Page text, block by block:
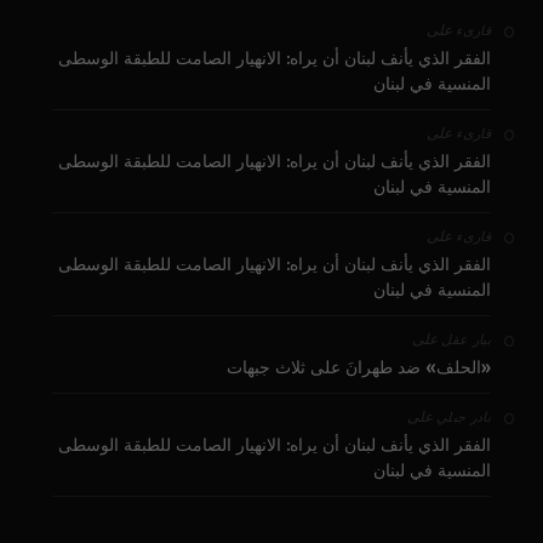
قارىء على
الفقر الذي يأنف لبنان أن يراه: الانهيار الصامت للطبقة الوسطى
المنسية في لبنان
قارىء على
الفقر الذي يأنف لبنان أن يراه: الانهيار الصامت للطبقة الوسطى
المنسية في لبنان
قارىء على
الفقر الذي يأنف لبنان أن يراه: الانهيار الصامت للطبقة الوسطى
المنسية في لبنان
بيار عقل على
«الحلف» ضد طهرانَ على ثلاث جبهات
نادر جبلي على
الفقر الذي يأنف لبنان أن يراه: الانهيار الصامت للطبقة الوسطى
المنسية في لبنان